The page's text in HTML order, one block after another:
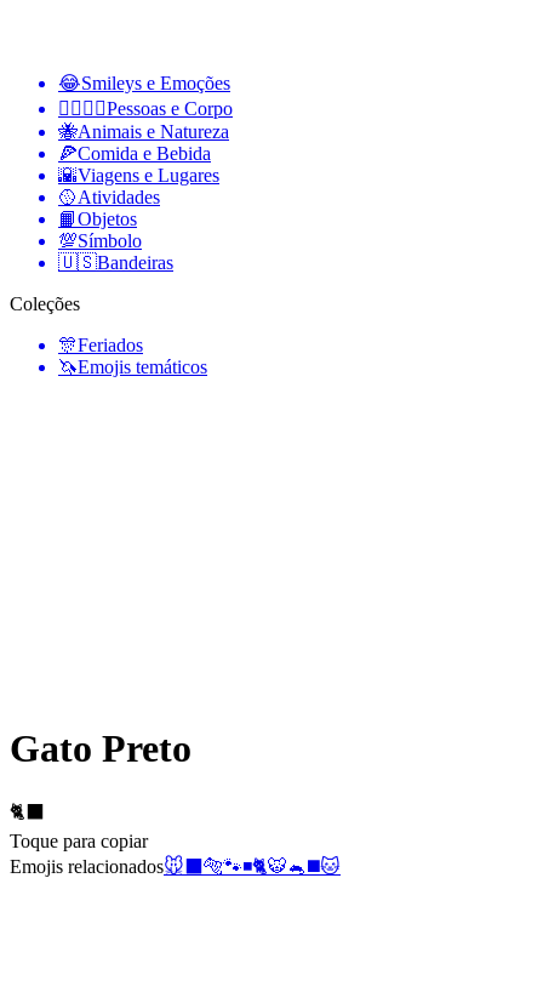
😂Smileys e Emoções
👩‍❤️‍💋‍👨Pessoas e Corpo
🐝Animais e Natureza
🍕Comida e Bebida
🌇Viagens e Lugares
🥎Atividades
📙Objetos
💯Símbolo
🇺🇸Bandeiras
Coleções
🎊Feriados
🦄Emojis temáticos
Gato Preto
🐈‍⬛
Toque para copiar
Emojis relacionados🐭 🐅🐾◾🐈🐯🐁◼️🐱